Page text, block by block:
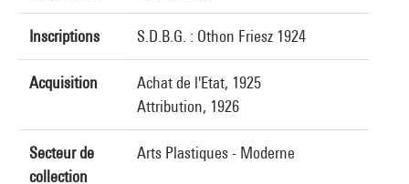
Inscriptions S.D.B.G. : Othon Friesz 1924
Acquisition
Achat de l'Etat, 1925
Attribution, 1926
Secteur de
collection
Arts Plastiques - Moderne